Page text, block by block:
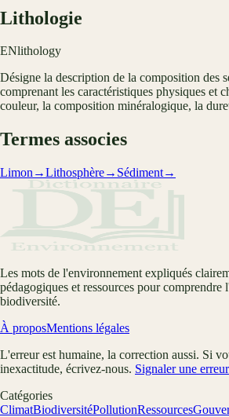
Lithologie
ENlithology
Désigne la description de la composition des
comprenant les caractéristiques physiques et
couleur, la composition minéralogique, la
Termes associes
Limon →Lithosphère→ Sédiment→
Les mots de l'environnement expliqués
pédagogiques et ressources pour
biodiversité.
À proposMentions légales
L'erreur est humaine, la correction aussi. Si
inexactitude, écrivez-nous. Signaler une erreur
Catégories
ClimatBiodiversitéPollutionRessources